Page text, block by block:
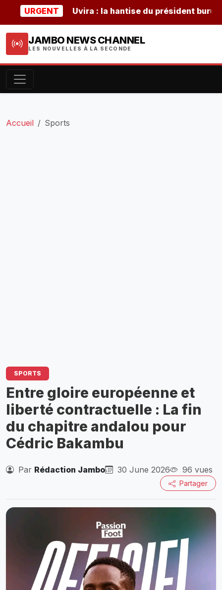
Uvira : la hantise du président burundais
JAMBO NEWS CHANNEL
LES NOUVELLES À LA SECONDE
Accueil Sports
SPORTS
Entre gloire européenne et
liberté contractuelle : La fin
du chapitre andalou pour
Cédric Bakambu
Par Rédaction Jambo 30 June 2026 96 vues
Partager